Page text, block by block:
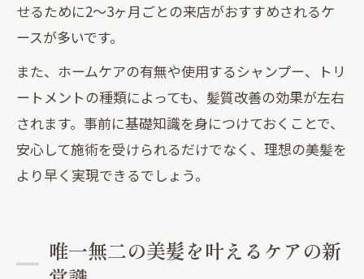
せるために2〜3ヶ月ごとの来店がおすすめされるケ
ースが多いです。
また、ホームケアの有無や使用するシャンプー、トリ
ートメントの種類によっても、髪質改善の効果が左右
されます。事前に基礎知識を身につけておくことで、
安心して施術を受けられるだけでなく、理想の美髪を
より早く実現できるでしょう。
唯一無二の美髪を叶えるケアの新